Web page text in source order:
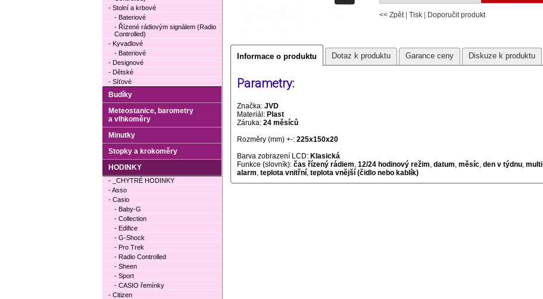
<< Zpět| Tisk Doporučit produkt
Informace o produktu Dotaz k produktu Garance ceny Diskuze k produktu
Parametry:
Značka: JVD
Materiál: Plast
Záruka: 24 měsíců
Rozměry (mm) +-: 225x150x20
Barva zobrazení LCD: Klasická
Funkce (slovník): čas řízený rádiem, 12/24 hodinový režim, datum, měsíc, den v týdnu, multi
alarm, teplota vnitřní, teplota vnější (čidlo nebo kablík)
- Stolní a krbové
- Bateriové
- Řízené rádiovým signálem (Radio
Controlled)
- Kyvadlové
- Bateriové
- Designové
- Dětské
- Síťové
Budíky
Meteostanice, barometry
a vlhkoměry
Minutky
Stopky a krokoměry
HODINKY
- _CHYTRÉ HODINKY
- Asso
- Casio
- Baby-G
- Collection
- Edifice
- G-Shock
- Pro Trek
- Radio Controlled
- Sheen
- Sport
- CASIO řemínky
- Citizen